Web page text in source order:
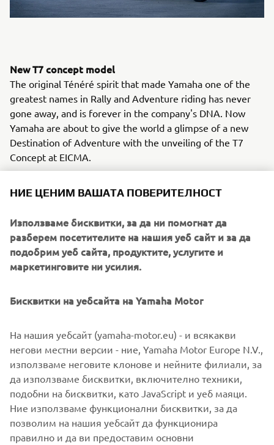
New T7 concept model
The original Ténéré spirit that made Yamaha one of the
greatest names in Rally and Adventure riding has never
gone away, and is forever in the company's DNA. Now
Yamaha are about to give the world a glimpse of a new
Destination of Adventure with the unveiling of the T7
Concept at EICMA.
On the 2nd of January 2017, the Yamalube Yamaha
the 2017 Dakar Rally. Experience the 2017 WR450F Rally
yourself at the EICMA Motorcycle Show in Milan and don't
forget to follow the Yamalube Yamaha Official Rally
Team's 2017 Dakar challenge via www.yamaha-racing.com
Race Ready 2017 YZF-R6
Yamaha welcomed all thrill seekers into 'ouR World' with
International Motorcycle Exhibition in Milan.
New Yamaha REVS collection
Launching this November at EICMA Milan, the REVS
collection brings Yamaha's racing history into the hearts of
all ages with a modern twist.
НИЕ ЦЕНИМ ВАШАТА ПОВЕРИТЕЛНОСТ
Използваме бисквитки, за да ни помогнат да
разберем посетителите на нашия уеб сайт и за да
подобрим уеб сайта, продуктите, услугите и
маркетинговите ни усилия.
Бисквитки на уебсайта на Yamaha Motor
На нашия уебсайт (yamaha-motor.eu) - и всякакви
негови местни версии - ние, Yamaha Motor Europe N.V.,
използваме неговите клонове и нейните филиали, за
да използваме бисквитки, включително техники,
подобни на бисквитки, като JavaScript и уеб маяци.
Ние използваме функционални бисквитки, за да
позволим на нашия уебсайт да функционира
правилно и да ви предоставим основни